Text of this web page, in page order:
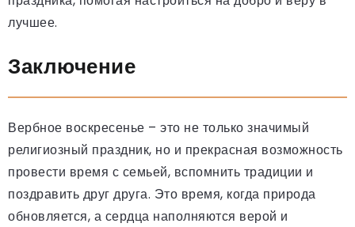
лучшее.
Заключение
Вербное воскресенье – это не только значимый
религиозный праздник, но и прекрасная возможность
провести время с семьей, вспомнить традиции и
поздравить друг друга. Это время, когда природа
обновляется, а сердца наполняются верой и